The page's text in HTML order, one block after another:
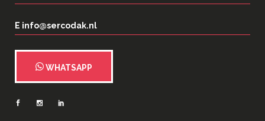
E info@sercodak.nl
WHATSAPP